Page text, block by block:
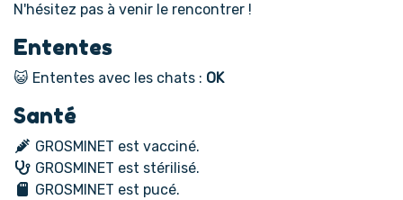
N'hésitez pas à venir le rencontrer !
Ententes
😺 Ententes avec les chats : OK
Santé
GROSMINET est vacciné.
GROSMINET est stérilisé.
GROSMINET est pucé.